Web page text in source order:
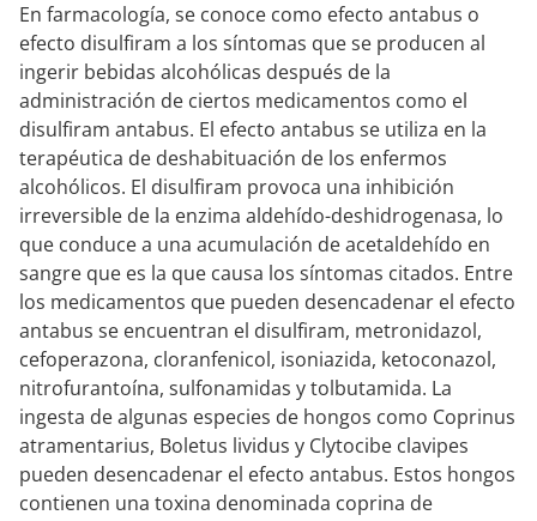
En farmacología, se conoce como efecto antabus o
efecto disulfiram a los síntomas que se producen al
ingerir bebidas alcohólicas después de la
administración de ciertos medicamentos como el
disulfiram antabus. El efecto antabus se utiliza en la
terapéutica de deshabituación de los enfermos
alcohólicos. El disulfiram provoca una inhibición
irreversible de la enzima aldehído-deshidrogenasa, lo
que conduce a una acumulación de acetaldehído en
sangre que es la que causa los síntomas citados. Entre
los medicamentos que pueden desencadenar el efecto
antabus se encuentran el disulfiram, metronidazol,
cefoperazona, cloranfenicol, isoniazida, ketoconazol,
nitrofurantoína, sulfonamidas y tolbutamida. La
ingesta de algunas especies de hongos como Coprinus
atramentarius, Boletus lividus y Clytocibe clavipes
pueden desencadenar el efecto antabus. Estos hongos
contienen una toxina denominada coprina de